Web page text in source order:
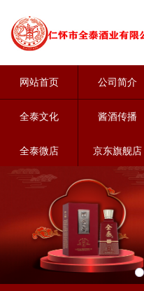
网站首页 公司简介
全泰文化 酱酒传播
全泰微店 京东旗舰店